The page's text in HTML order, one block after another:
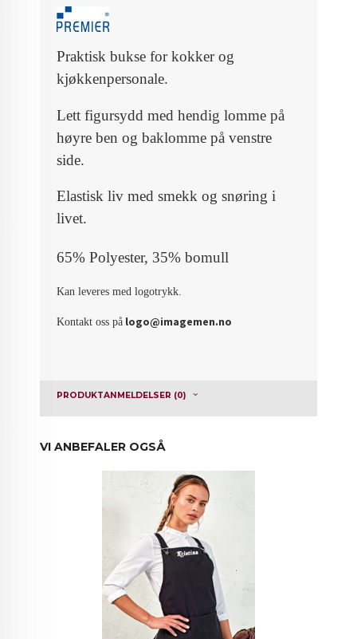
Praktisk bukse for kokker og
kjøkkenpersonale.
Lett figursydd med hendig lomme på
høyre ben og baklomme på venstre
side.
Elastisk liv med smekk og snøring i
livet.
65% Polyester, 35% bomull
Kan leveres med logotrykk.
Kontakt oss på logo@imagemen.no
PRODUKTANMELDELSER (0)
VI ANBEFALER OGSÅ